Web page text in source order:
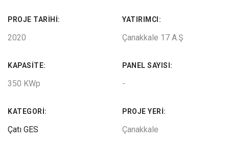
PROJE TARIHI:
2020
YATIRIMCI:
Çanakkale 17 A.Ş
KAPASITE:
350 KWp
PANEL SAYISI:
-
KATEGORI:
Çatı GES
PROJE YERI:
Çanakkale